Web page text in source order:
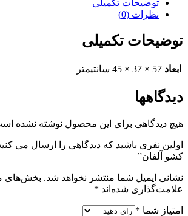
توضیحات تکمیلی
نظرات (0)
توضیحات تکمیلی
ابعاد 57 × 37 × 45 سانتیمتر
دیدگاهها
هیچ دیدگاهی برای این محصول نوشته نشده
اولین نفری باشید که دیدگاهی را ارسال می
کشو آلفان”
نشانی ایمیل شما منتشر نخواهد شد. بخش‌های
علامت‌گذاری شده‌اند *
امتیاز شما *